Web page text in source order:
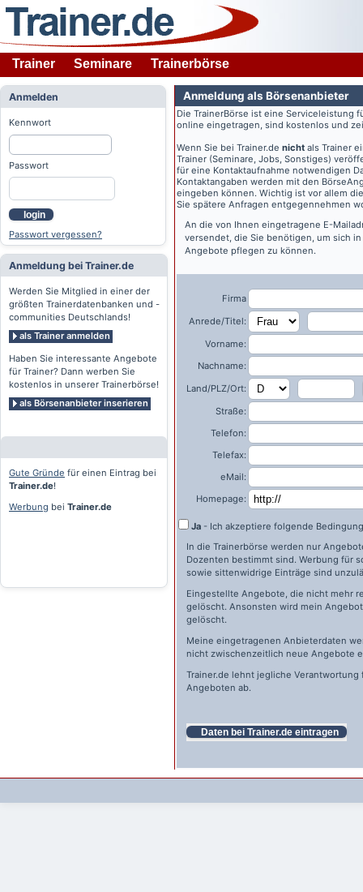
Trainer Seminare Trainerbörse
Anmelden
Kennwort
Passwort
login
Passwort vergessen?
Anmeldung bei Trainer.de
Werden Sie Mitglied in einer der
größten Trainerdatenbanken und -
communities Deutschlands!
als Trainer anmelden
Haben Sie interessante Angebote
für Trainer? Dann werben Sie
kostenlos in unserer Trainerbörse!
als Börsenanbieter inserieren
Gute Gründe für einen Eintrag bei
Trainer.de!
Werbung bei Trainer.de
Anmeldung als Börsenanbieter
Die TrainerBörse ist eine Serviceleistung
online eingetragen, sind kostenlos und
Wenn Sie bei Trainer.de nicht als Trainer
Trainer (Seminare, Jobs, Sonstiges)
für eine Kontaktaufnahme notwendigen
Kontaktangaben werden mit den
eingeben können. Wichtig ist vor allem
Sie spätere Anfragen entgegennehmen
An die von Ihnen eingetragene E-
versendet, die Sie benötigen, um sich
Angebote pflegen zu können.
Firma
Anrede/Titel:
Vorname:
Nachname:
Land/PLZ/Ort:
Straße:
Telefon:
Telefax:
eMail:
Homepage:
Ja - Ich akzeptiere folgende
In die Trainerbörse werden nur
Dozenten bestimmt sind. Werbung für
sowie sittenwidrige Einträge sind
Eingestellte Angebote, die nicht mehr
gelöscht. Ansonsten wird mein
gelöscht.
Meine eingetragenen Anbieterdaten
nicht zwischenzeitlich neue Angebote
Trainer.de lehnt jegliche
Angeboten ab.
Daten bei Trainer.de eintragen